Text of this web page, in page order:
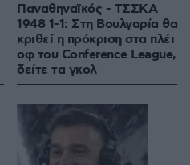
Παναθηναϊκός - ΤΣΣΚΑ
1948 1-1: Στη Βουλγαρία θα
κριθεί η πρόκριση στα πλέι
οφ του Conference League,
δείτε τα γκολ